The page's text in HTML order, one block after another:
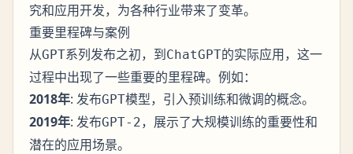
究和应用开发，为各种行业带来了变革。
重要里程碑与案例
从GPT系列发布之初，到ChatGPT的实际应用，这一
过程中出现了一些重要的里程碑。例如：
2018年: 发布GPT模型，引入预训练和微调的概念。
2019年: 发布GPT-2，展示了大规模训练的重要性和
潜在的应用场景。